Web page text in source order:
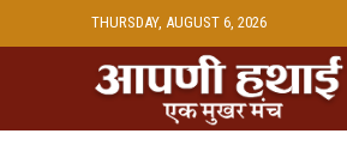
THURSDAY, AUGUST 6, 2026